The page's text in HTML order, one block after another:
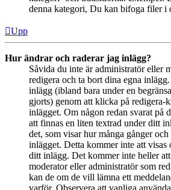
denna kategori, Du kan bifoga filer i
Upp
Hur ändrar och raderar jag inlägg?
Såvida du inte är administratör eller
redigera och ta bort dina egna
inlägg (ibland bara under en
gjorts) genom att klicka på redigera-
inlägget. Om någon redan svarat på
att finnas en liten textrad under ditt
det, som visar hur många gånger
inlägget. Detta kommer inte att visas
ditt inlägg. Det kommer inte heller
moderator eller administratör som
kan de om de vill lämna ett
varför. Observera att vanliga